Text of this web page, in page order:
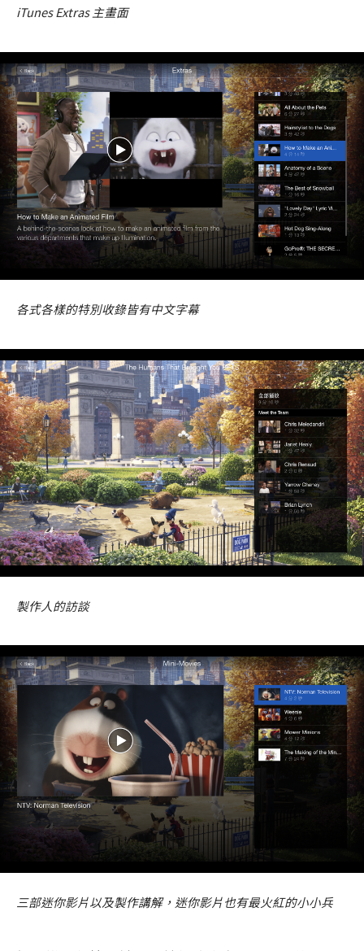
iTunes Extras 主畫面
各式各樣的特別收錄皆有中文字幕
製作人的訪談
三部迷你影片以及製作講解，迷你影片也有最火紅的小小兵